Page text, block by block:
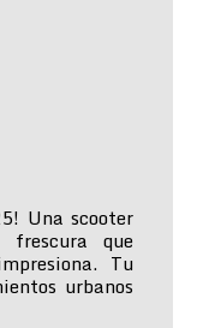
Una scooter
que
Tu
urbanos